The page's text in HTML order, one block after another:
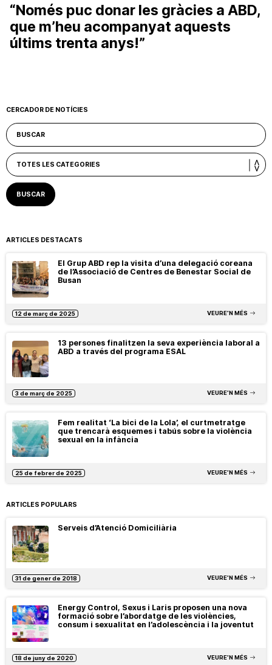
“Només puc donar les gràcies a ABD,
que m’heu acompanyat aquests
últims trenta anys!”
CERCADOR DE NOTÍCIES
ARTICLES DESTACATS
El Grup ABD rep la visita d’una delegació coreana
de l’Associació de Centres de Benestar Social de
Busan
12 de març de 2025 VEURE’N MÉS
13 persones finalitzen la seva experiència laboral a
ABD a través del programa ESAL
3 de març de 2025 VEURE’N MÉS
Fem realitat ‘La bici de la Lola’, el curtmetratge
que trencarà esquemes i tabús sobre la violència
sexual en la infància
25 de febrer de 2025 VEURE’N MÉS
ARTICLES POPULARS
Serveis d’Atenció Domiciliària
31 de gener de 2018 VEURE’N MÉS
Energy Control, Sexus i Laris proposen una nova
formació sobre l’abordatge de les violències,
consum i sexualitat en l’adolescència i la joventut
18 de juny de 2020 VEURE’N MÉS